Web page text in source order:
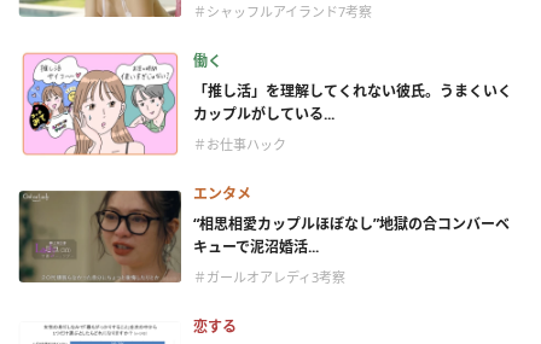
＃シャッフルアイランド7考察
働く
「推し活」を理解してくれない彼氏。うまくいく
カップルがしている...
＃お仕事ハック
エンタメ
“相思相愛カップルほぼなし”地獄の合コンバーベ
キューで泥沼婚活...
＃ガールオアレディ3考察
恋する